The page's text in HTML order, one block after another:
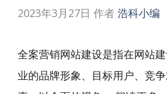
2023年3月27日 作者 浩科小编
全案营销网站建设是指在网站
业的品牌形象、目标用户、竞